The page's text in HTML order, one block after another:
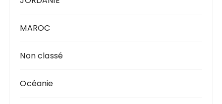
MAROC
Non classé
Océanie